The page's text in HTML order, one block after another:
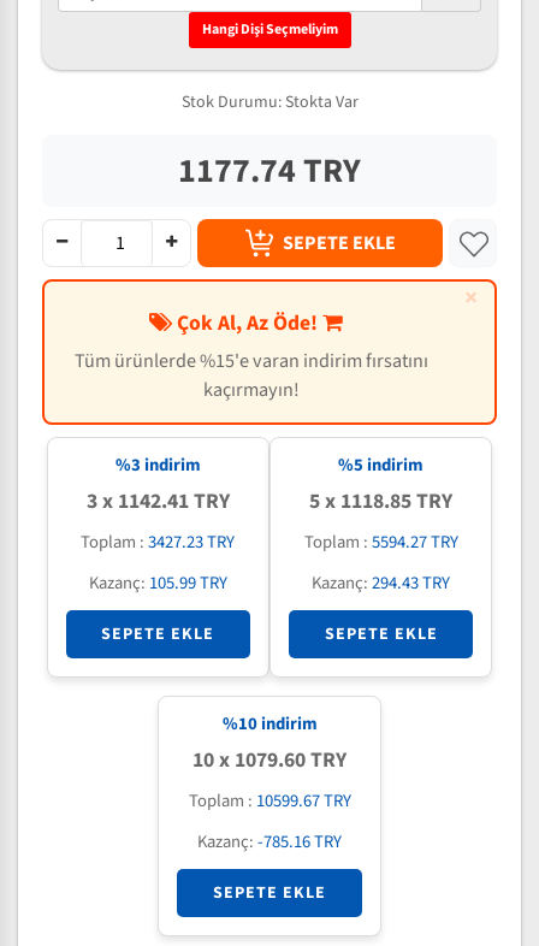
Hangi Dişi Seçmeliyim
Stok Durumu: Stokta Var
1177.74 TRY
SEPETE EKLE
×
Çok Al, Az Öde!
Tüm ürünlerde %15'e varan indirim fırsatını
kaçırmayın!
%3 indirim
3 x 1142.41 TRY
Toplam :3427.23 TRY
Kazanç: 105.99 TRY
SEPETE EKLE
%5 indirim
5 x 1118.85 TRY
Toplam :5594.27 TRY
Kazanç:294.43 TRY
SEPETE EKLE
%10indirim
10 x 1079.60 TRY
Toplam : 10599.67 TRY
Kazanç:-785.16 TRY
SEPETE EKLE